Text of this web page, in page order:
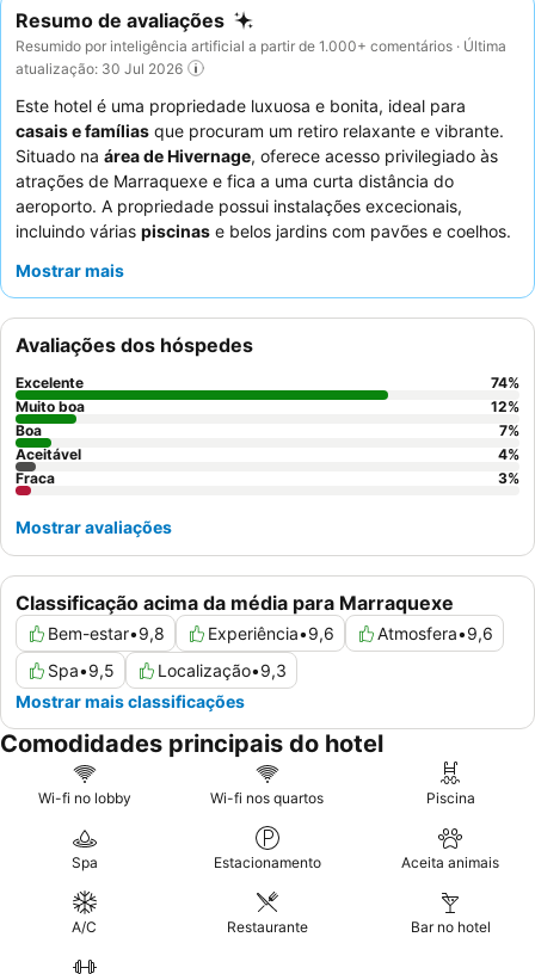
Resumo de avaliações
Resumido por inteligência artificial a partir de 1.000+ comentários · Última
atualização: 30 Jul 2026
Este hotel é uma propriedade luxuosa e bonita, ideal para
casais e famílias que procuram um retiro relaxante e vibrante.
Situado na área de Hivernage, oferece acesso privilegiado às
atrações de Marraquexe e fica a uma curta distância do
aeroporto. A propriedade possui instalações excecionais,
incluindo várias piscinas e belos jardins com pavões e coelhos.
atenciosos e o extenso
uma experiência verdadeiramente indulgente, não deixe de
participar na diáriahora do chocolate
Mostrar mais
Classificação acima da média para Marraquexe
Bem-estar•9,8 Experiência•9,6 Atmosfera•9,6
Spa•9,5 Localização•9,3
Mostrar mais classificações
Avaliações dos hóspedes
Excelente 74%
Muito boa
12%
Boa
7%
Aceitável
4%
Fraca
3%
Mostrar avaliações
Comodidades principais do hotel
Wi-fi no lobby Wi-fi nos quartos Piscina
Spa Estacionamento Aceita animais
A/C Restaurante Bar no hotel